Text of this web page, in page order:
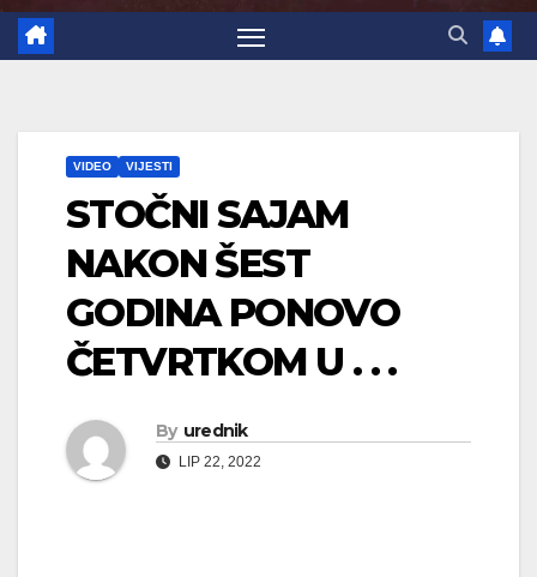
VIDEO VIJESTI
STOČNI SAJAM
NAKON ŠEST
GODINA PONOVO
ČETVRTKOM U . . .
By urednik
LIP 22, 2022